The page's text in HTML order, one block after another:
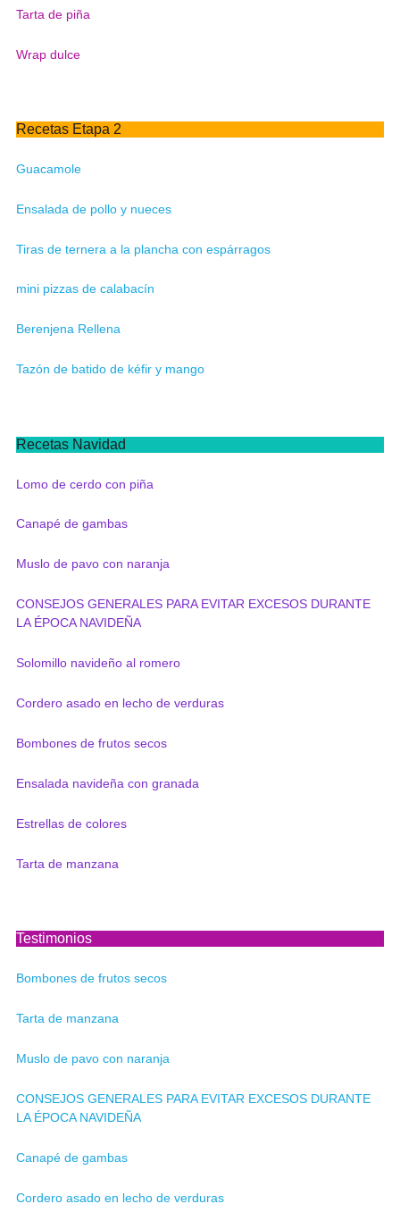
Tarta de piña
Wrap dulce
Recetas Etapa 2
Guacamole
Ensalada de pollo y nueces
Tiras de ternera a la plancha con espárragos
mini pizzas de calabacín
Berenjena Rellena
Tazón de batido de kéfir y mango
Recetas Navidad
Lomo de cerdo con piña
Canapé de gambas
Muslo de pavo con naranja
CONSEJOS GENERALES PARA EVITAR EXCESOS DURANTE
LA ÉPOCA NAVIDEÑA
Solomillo navideño al romero
Cordero asado en lecho de verduras
Bombones de frutos secos
Ensalada navideña con granada
Estrellas de colores
Tarta de manzana
Testimonios
Bombones de frutos secos
Tarta de manzana
Muslo de pavo con naranja
CONSEJOS GENERALES PARA EVITAR EXCESOS DURANTE
LA ÉPOCA NAVIDEÑA
Canapé de gambas
Cordero asado en lecho de verduras